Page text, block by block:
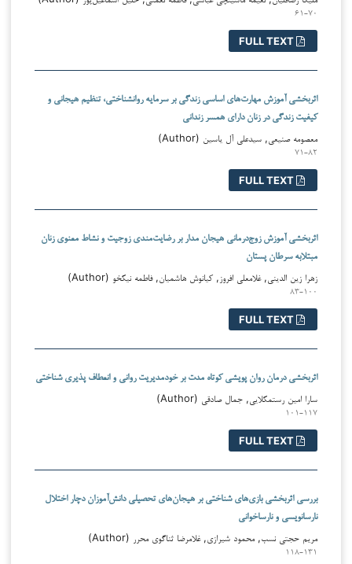
۶۱-۷۰
FULL TEXT
اثربخشی آموزش مهارت‌های اساسی زندگی بر سرمایه روانشناختی، تنظیم هیجانی و
کیفیت زندگی در زنان دارای همسر زندانی
معصومه صنیعی, سیدعلی آل یاسین (Author)
۷۱-۸۲
FULL TEXT
اثربخشی آموزش زوج‌درمانی هیجان مدار بر رضایت‌مندی زوجیت و نشاط معنوی زنان
مبتلابه سرطان پستان
زهرا زین الدینی, غلامعلی افروز, کیانوش هاشمیان, فاطمه نیکخو (Author)
۸۳-۱۰۰
FULL TEXT
اثربخشی درمان روان پویشی کوتاه مدت بر خودمدیریت روانی و انعطاف پذیری شناختی
سارا امین رستمکلایی, جمال صادقی (Author)
۱۰۱-۱۱۷
FULL TEXT
بررسی اثربخشی بازی‌های شناختی بر هیجان‌های تحصیلی دانش‌آموزان دچار اختلال
نارسانویسی و نارساخوانی
مریم حجتی نسب, محمود شیرازی, غلامرضا ثناگوی محرر (Author)
۱۱۸-۱۳۱